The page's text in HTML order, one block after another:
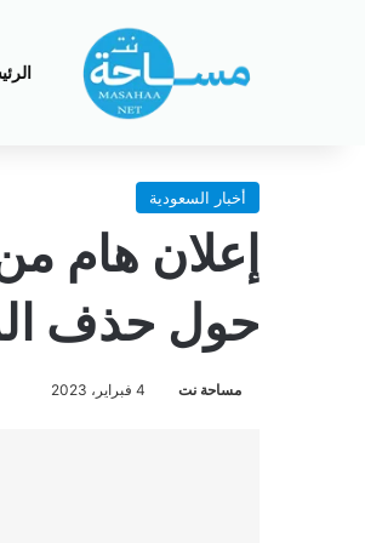
أخبار السعودية
إعلان هام
حول حذف
مساحة نت 4 فبراير، 2023